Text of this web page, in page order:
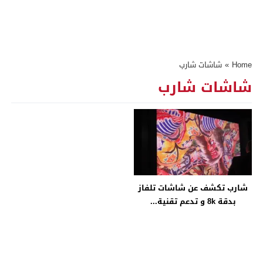
Home
» شاشات شارب
شاشات شارب
شارب تكشف عن شاشات تلفاز
بدقة 8k و تدعم تقنية...